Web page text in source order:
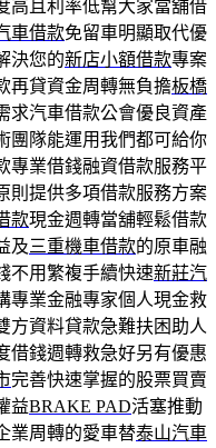
高且利率低幫大家當舖借
車借款免留車明顯取代優
決您的新店小額借款專案
再貸資金周轉無負擔板橋
求汽車借款公會優良資產
團隊能運用我們都可給你
專業借錢融資借款服務平
則提供多項借款服務方案
款現金週轉當舖輕鬆借款
及三重機車借款的原車融
不用繁複手續快速新莊汽
專業金融專家個人現金救
方資料貸款急難扶困助人
借錢週轉救急好另有優惠
完善快速掌握的股票買賣
益BRAKE PAD活塞推動
業周轉的愛車替泰山汽車